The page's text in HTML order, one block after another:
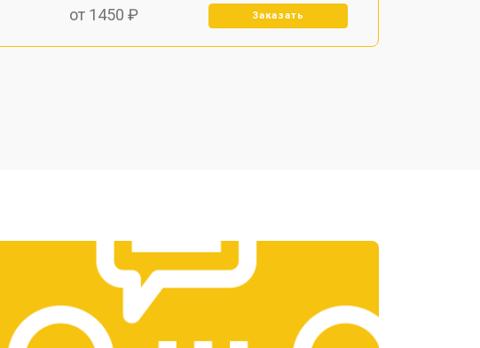
от 1450 ₽ Заказать
от 3300 ₽
от 1400 ₽ Заказать